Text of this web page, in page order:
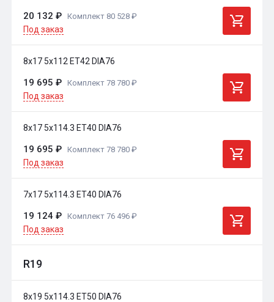
20 132 ₽ Комплект 80 528 ₽
Под заказ
8x17 5x112 ET42 DIA76
19 695 ₽ Комплект 78 780 ₽
Под заказ
8x17 5x114.3 ET40 DIA76
19 695 ₽ Комплект 78 780 ₽
Под заказ
7x17 5x114.3 ET40 DIA76
19 124 ₽ Комплект 76 496 ₽
Под заказ
R19
8x19 5x114.3 ET50 DIA76